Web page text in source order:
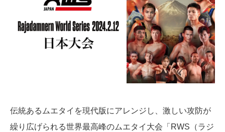
伝統あるムエタイを現代版にアレンジし、激しい攻防が
繰り広げられる世界最高峰のムエタイ大会「RWS（ラジ